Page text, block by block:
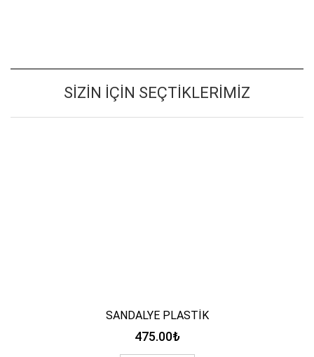
SIZIN İÇIN SEÇTIKLERIMIZ
SANDALYE PLASTİK
475.00₺